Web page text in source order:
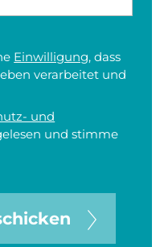
Einwilligung, dass
verarbeitet und
und
und stimme